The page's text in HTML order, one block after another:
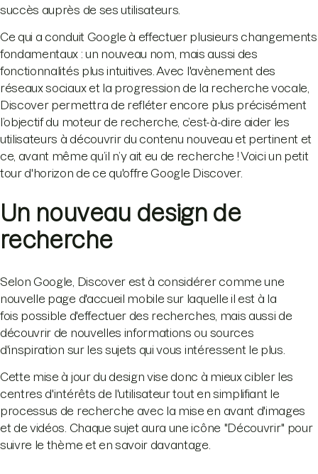
succès auprès de ses utilisateurs.
Ce qui a conduit Google à effectuer plusieurs changements
fondamentaux : un nouveau nom, mais aussi des
fonctionnalités plus intuitives. Avec l'avènement des
réseaux sociaux et la progression de la recherche vocale,
Discover permettra de refléter encore plus précisément
l’objectif du moteur de recherche, c’est-à-dire aider les
utilisateurs à découvrir du contenu nouveau et pertinent et
ce, avant même qu’il n’y ait eu de recherche ! Voici un petit
tour d'horizon de ce qu'offre Google Discover.
Un nouveau design de
recherche
Selon Google, Discover est à considérer comme une
nouvelle page d'accueil mobile sur laquelle il est à la
fois possible d'effectuer des recherches, mais aussi de
découvrir de nouvelles informations ou sources
d'inspiration sur les sujets qui vous intéressent le plus.
Cette mise à jour du design vise donc à mieux cibler les
centres d'intérêts de l'utilisateur tout en simplifiant le
processus de recherche avec la mise en avant d'images
et de vidéos. Chaque sujet aura une icône "Découvrir" pour
suivre le thème et en savoir davantage.